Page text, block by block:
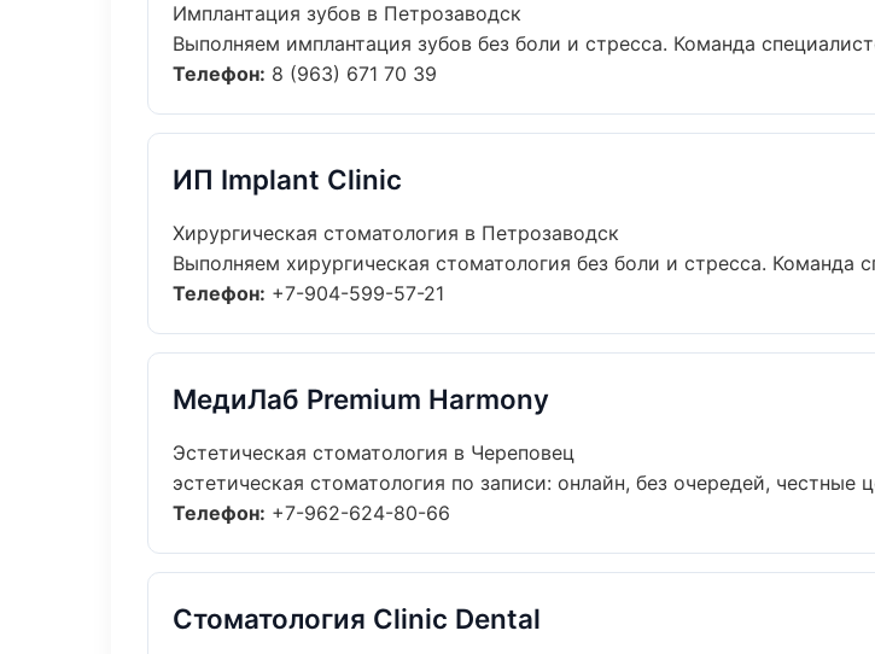
Имплантация зубов в Петрозаводск
Выполняем имплантация зубов без боли и стресса. Команда
Телефон: 8 (963) 671 70 39
ИП Implant Clinic
Хирургическая стоматология в Петрозаводск
Выполняем хирургическая стоматология без боли и стресса. Команда
Телефон: +7-904-599-57-21
МедиЛаб Premium Harmony
Эстетическая стоматология в Череповец
эстетическая стоматология по записи: онлайн, без очередей, честные
Телефон: +7-962-624-80-66
Стоматология Clinic Dental